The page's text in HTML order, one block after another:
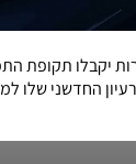
תקופת
שלו